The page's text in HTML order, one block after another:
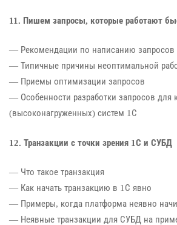
11. Пишем запросы, которые работают
— Рекомендации по написанию запросов
— Типичные причины неоптимальной
— Приемы оптимизации запросов
— Особенности разработки запросов для
(высоконагруженных) систем 1С
12. Транзакции с точки зрения 1С и СУБД
— Что такое транзакция
— Как начать транзакцию в 1С явно
— Примеры, когда платформа неявно
— Неявные транзакции для СУБД на